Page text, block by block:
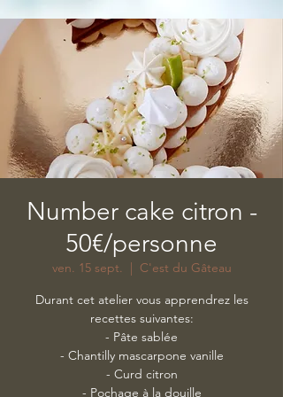
Number cake citron -
50€/personne
ven. 15 sept.
  |
C'est du Gâteau
Durant cet atelier vous apprendrez les
recettes suivantes:
- Pâte sablée
- Chantilly mascarpone vanille
- Curd citron
- Pochage à la douille